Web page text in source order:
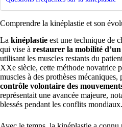
Comprendre la kinéplastie et son
La kinéplastie est une technique de
qui vise à restaurer la mobilité
utilisant les muscles restants du
XXe siècle, cette méthode novatrice
muscles à des prothèses mécaniques,
contrôle volontaire des
représentait une avancée majeure,
blessés pendant les conflits mondiaux.